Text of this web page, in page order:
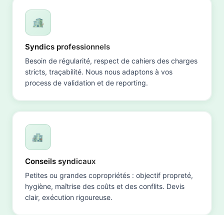
Syndics professionnels
Besoin de régularité, respect de cahiers des charges
stricts, traçabilité. Nous nous adaptons à vos
process de validation et de reporting.
Conseils syndicaux
Petites ou grandes copropriétés : objectif propreté,
hygiène, maîtrise des coûts et des conflits. Devis
clair, exécution rigoureuse.